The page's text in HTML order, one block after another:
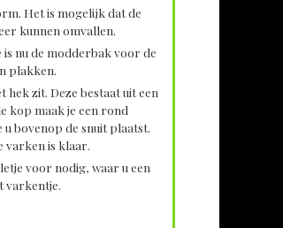
Het is mogelijk dat de
kunnen omvallen.
nu de modderbak voor de
plakken.
zit. Deze bestaat uit een
kop maak je een rond
bovenop de snuit plaatst.
is klaar.
voor nodig, waar u een